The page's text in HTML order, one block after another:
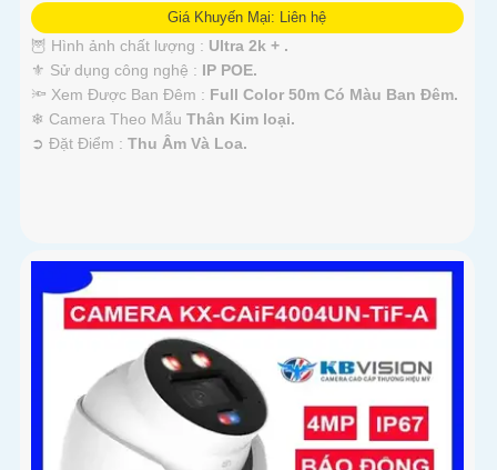
Giá Khuyến Mại: Liên hệ
🦉 Hình ảnh chất lượng : Ultra 2k + .
⚜️ Sử dụng công nghệ : IP POE.
🔦 Xem Được Ban Đêm : Full Color 50m Có Màu Ban Ðêm.
❄ Camera Theo Mẫu Thân Kim loại.
️➲ Đặt Điểm : Thu Âm Và Loa.